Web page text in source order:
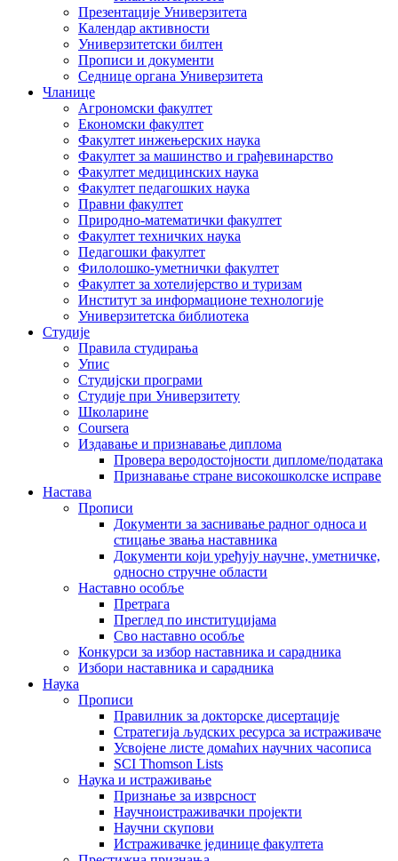
Презентације Универзитета
Календар активности
Универзитетски билтен
Прописи и документи
Седнице органа Универзитета
Чланице
Агрономски факултет
Економски факултет
Факултет инжењерских наука
Факултет за машинство и грађевинарство
Факултет медицинских наука
Факултет педагошких наука
Правни факултет
Природно-математички факултет
Факултет техничких наука
Педагошки факултет
Филолошко-уметнички факултет
Факултет за хотелијерство и туризам
Институт за информационе технологије
Универзитетска библиотека
Студије
Правила студирања
Упис
Студијски програми
Студије при Универзитету
Школарине
Coursera
Издавање и признавање диплома
Провера веродостојности дипломе/података
Признавање стране високошколске исправе
Настава
Прописи
Документи за заснивање радног односа и
стицање звања наставника
Документи који уређују научне, уметничке,
односно стручне области
Наставно особље
Претрага
Преглед по институцијама
Сво наставно особље
Конкурси за избор наставника и сарадника
Избори наставника и сарадника
Наука
Прописи
Правилник за докторске дисертације
Стратегија људских ресурса за истраживаче
Усвојене листе домаћих научних часописа
SCI Thomson Lists
Наука и истраживање
Признање за изврсност
Научноистраживачки пројекти
Научни скупови
Истраживачке јединице факултета